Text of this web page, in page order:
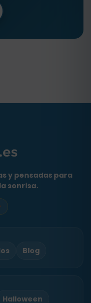
y pensadas para
sonrisa.
Blog
Halloween